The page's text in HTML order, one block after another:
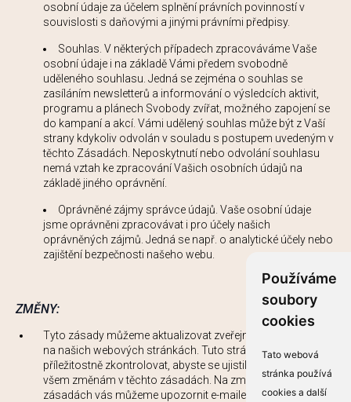
Používáme
soubory
cookies
Tato webová
stránka používá
cookies a další
osobní údaje za účelem splnění právních povinností v
souvislosti s daňovými a jinými právními předpisy.
Souhlas. V některých případech zpracováváme Vaše
osobní údaje i na základě Vámi předem svobodně
uděleného souhlasu. Jedná se zejména o souhlas se
zasíláním newsletterů a informování o výsledcích aktivit,
programu a plánech Svobody zvířat, možného zapojení se
do kampaní a akcí. Vámi udělený souhlas může být z Vaší
strany kdykoliv odvolán v souladu s postupem uvedeným v
těchto Zásadách. Neposkytnutí nebo odvolání souhlasu
nemá vztah ke zpracování Vašich osobních údajů na
základě jiného oprávnění.
Oprávněné zájmy správce údajů. Vaše osobní údaje
jsme oprávněni zpracovávat i pro účely našich
oprávněných zájmů. Jedná se např. o analytické účely nebo
zajištění bezpečnosti našeho webu.
ZMĚNY:
Tyto zásady můžeme aktualizovat zveřejněním nové verze
na našich webových stránkách. Tuto stránku byste měli
příležitostně zkontrolovat, abyste se ujistili, že rozumíte
všem změnám v těchto zásadách. Na změny v těchto
zásadách vás můžeme upozornit e-mailem nebo